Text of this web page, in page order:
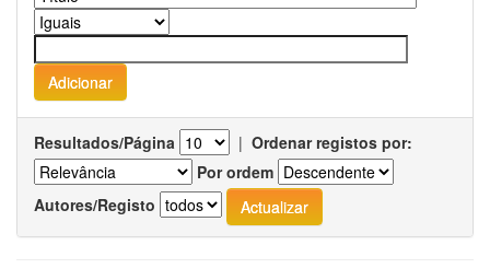
Resultados/Página | Ordenar registos por:
Por ordem
Autores/Registo